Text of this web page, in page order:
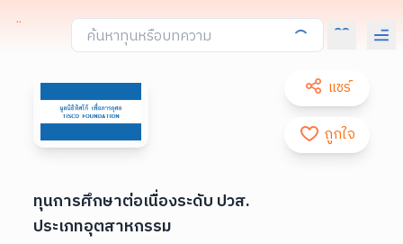
แชร์
ถูกใจ
ทุนการศึกษาต่อเนื่องระดับ ปวส.
ประเภทอุตสาหกรรม